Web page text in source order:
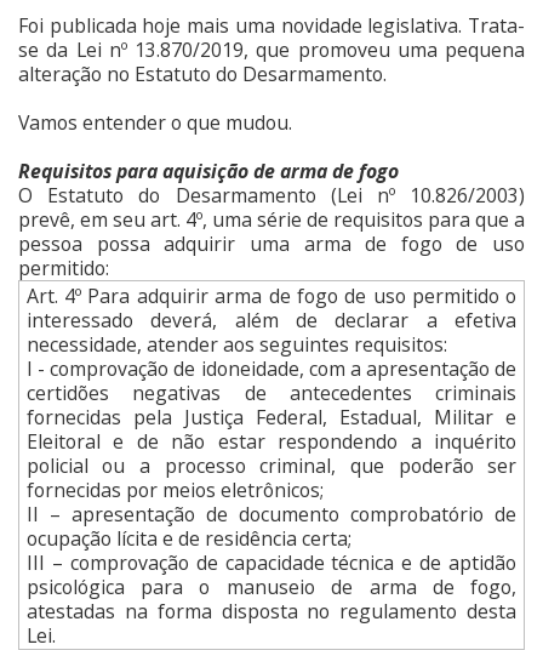
Foi publicada hoje mais uma novidade legislativa. Trata-
se da Lei nº 13.870/2019, que promoveu uma pequena
alteração no Estatuto do Desarmamento.
Vamos entender o que mudou.
Requisitos para aquisição de arma de fogo
O Estatuto do Desarmamento (Lei nº 10.826/2003)
prevê, em seu art. 4º, uma série de requisitos para que a
pessoa possa adquirir uma arma de fogo de uso
permitido:
Art. 4º Para adquirir arma de fogo de uso permitido o
interessado deverá, além de declarar a efetiva
necessidade, atender aos seguintes requisitos:
I - comprovação de idoneidade, com a apresentação de
certidões negativas de antecedentes criminais
fornecidas pela Justiça Federal, Estadual, Militar e
Eleitoral e de não estar respondendo a inquérito
policial ou a processo criminal, que poderão ser
fornecidas por meios eletrônicos;
II – apresentação de documento comprobatório de
ocupação lícita e de residência certa;
III – comprovação de capacidade técnica e de aptidão
psicológica para o manuseio de arma de fogo,
atestadas na forma disposta no regulamento desta
Lei.